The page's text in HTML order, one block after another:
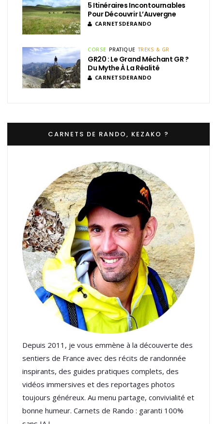
5 Itinéraires Incontournables
Pour Découvrir L’Auvergne
CARNETSDERANDO
CORSE PRATIQUE TREKS & GR
GR20 : Le Grand Méchant GR ?
Du Mythe À La Réalité
CARNETSDERANDO
CARNETS DE RANDO, KEZAKO ?
Depuis 2011, je vous emmène à la découverte des
sentiers de France avec des récits de randonnée
inspirants, des guides pratiques complets, des
vidéos immersives et des reportages photos
toujours généreux. Au menu partage, convivialité et
bonne humeur. Carnets de Rando : garanti 100%